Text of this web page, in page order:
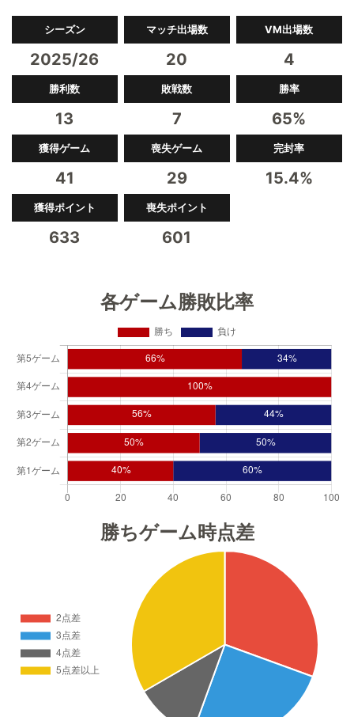
シーズン
2025/26
マッチ出場数
20
VM出場数
4
勝利数
13
敗戦数
7
勝率
65%
獲得ゲーム
41
喪失ゲーム
29
完封率
15.4%
獲得ポイント
633
喪失ポイント
601
各ゲーム勝敗比率
勝ちゲーム時点差